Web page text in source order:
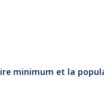
minimum et la